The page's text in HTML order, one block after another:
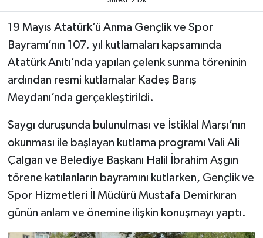
19 Mayıs Atatürk’ü Anma Gençlik ve Spor
Bayramı’nın 107. yıl kutlamaları kapsamında
Atatürk Anıtı’nda yapılan çelenk sunma töreninin
ardından resmi kutlamalar Kadeş Barış
Meydanı’nda gerçekleştirildi.
Saygı duruşunda bulunulması ve İstiklal Marşı’nın
okunması ile başlayan kutlama programı Vali Ali
Çalgan ve Belediye Başkanı Halil İbrahim Aşgın
törene katılanların bayramını kutlarken, Gençlik ve
Spor Hizmetleri İl Müdürü Mustafa Demirkıran
günün anlam ve önemine ilişkin konuşmayı yaptı.
Uğurludağ
Sağlık